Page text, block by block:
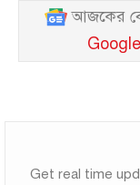
আজকের
Get real time